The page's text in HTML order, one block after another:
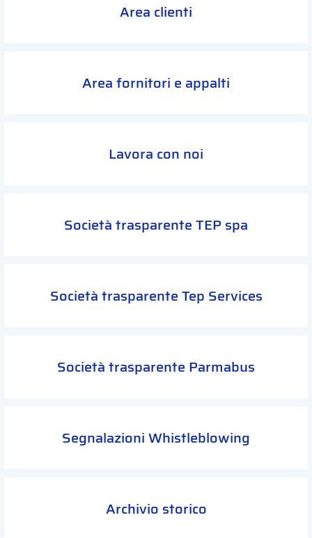
Area clienti
Area fornitori e appalti
Lavora con noi
Società trasparente TEP spa
Società trasparente Tep Services
Società trasparente Parmabus
Segnalazioni Whistleblowing
Archivio storico